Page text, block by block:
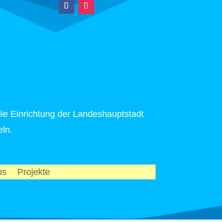
Einrichtung der Landeshauptstadt
Projekte